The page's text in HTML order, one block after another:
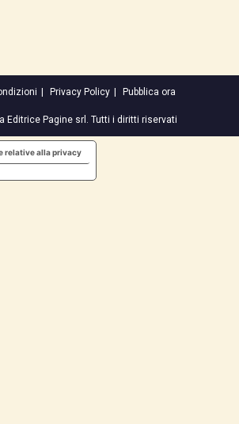
Privacy Policy Pubblica ora
Editrice Pagine srl. Tutti i diritti riservati
relative alla privacy